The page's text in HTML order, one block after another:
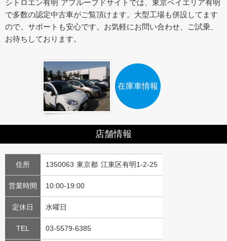
シトロエン有明 アプルーブドサイトでは、東京ベイエリア有明
で多数の認定中古車がご覧頂けます。大型工場も併設してます
ので、サポートも安心です。お気軽にお問い合わせ、ご試乗、
お待ちしております。
在庫車情報
店舗情報
住所 1350063 東京都 江東区有明1-2-25
営業時間 10:00-19:00
定休日 水曜日
TEL 03-5579-6385